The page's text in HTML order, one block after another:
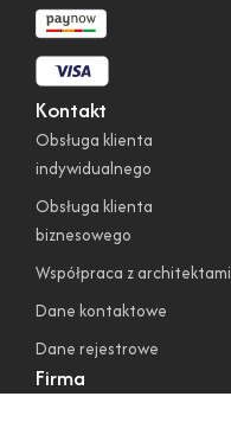
Firma
Kontakt
Obsługa klienta
indywidualnego
Obsługa klienta
biznesowego
Współpraca z architektami
Dane kontaktowe
Dane rejestrowe